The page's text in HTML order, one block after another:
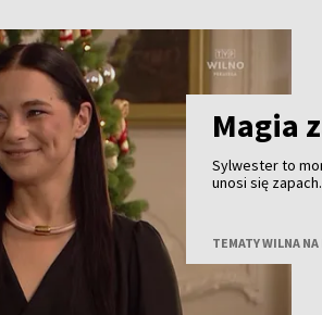
Magia
Sylwester to
unosi się
TEMATY WILNA